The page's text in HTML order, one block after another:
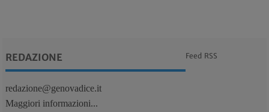
REDAZIONE
redazione@genovadice.it
Maggiori informazioni...
Feed RSS